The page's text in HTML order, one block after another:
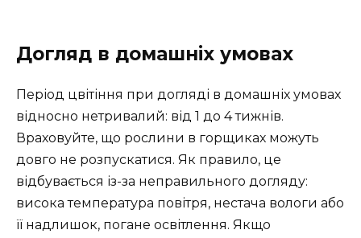
Догляд в домашніх умовах
Період цвітіння при догляді в домашніх умовах
відносно нетривалий: від 1 до 4 тижнів.
Враховуйте, що рослини в горщиках можуть
довго не розпускатися. Як правило, це
відбувається із-за неправильного догляду:
висока температура повітря, нестача вологи або
її надлишок, погане освітлення. Якщо